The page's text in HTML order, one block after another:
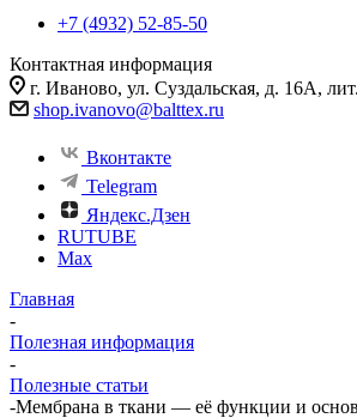
+7 (4932) 52-85-50
Контактная информация
г. Иваново, ул. Суздальская, д. 16А,
shop.ivanovo@balttex.ru
Вконтакте
Telegram
Яндекс.Дзен
RUTUBE
Max
Главная
-
Полезная информация
-
Полезные статьи
-Мембрана в ткани — её функции и